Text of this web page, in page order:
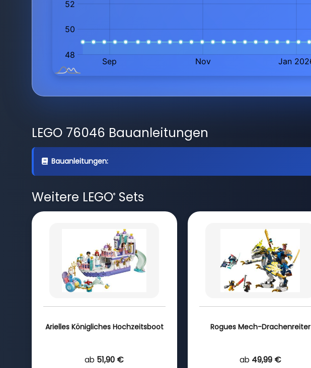
LEGO 76046 Bauanleitungen
Bauanleitungen:
Weitere LEGO®Sets
Arielles Königliches Hochzeitsboot
ab 51,90 €
Rogues Mech-Drachenreiter
ab 49,99 €